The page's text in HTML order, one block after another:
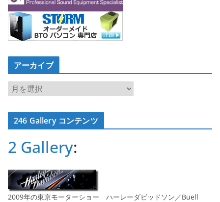
アーカイブ
ア
ー
カ
イ246 Gallery コンテンツ
2 Gallery:
2009年の東京モーターショー ハーレーダビッドソン／Buell